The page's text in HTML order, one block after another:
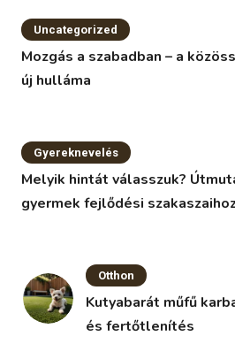
Uncategorized
Mozgás a szabadban – a
új hulláma
Gyereknevelés
Melyik hintát válasszuk?
gyermek fejlődési
Otthon
Kutyabarát műfű
és fertőtlenítés